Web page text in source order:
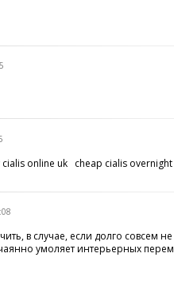
cialis online uk cheap cialis
в случае, если долго совсем
умоляет интерьерных